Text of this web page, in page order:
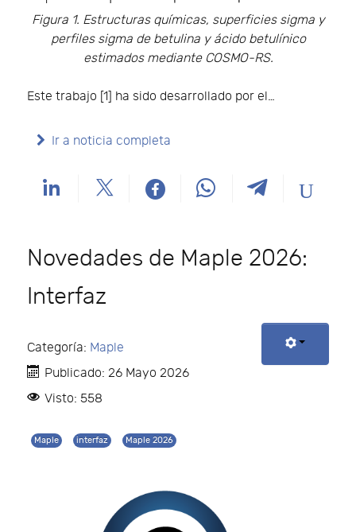
Figura 1. Estructuras químicas, superficies sigma y
perfiles sigma de betulina y ácido betulínico
estimados mediante COSMO-RS.
Este trabajo [1] ha sido desarrollado por el…
Ir a noticia completa
Novedades de Maple 2026:
Interfaz
Categoría: Maple
Publicado: 26 Mayo 2026
Visto: 558
Maple interfaz Maple 2026